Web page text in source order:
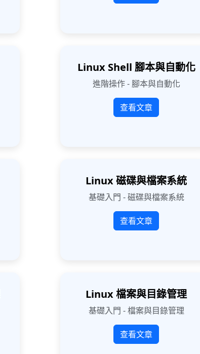
Linux Shell 腳本與自動化
進階操作 - 腳本與自動化
查看文章
Linux 磁碟與檔案系統
基礎入門 - 磁碟與檔案系統
查看文章
Linux 檔案與目錄管理
基礎入門 - 檔案與目錄管理
查看文章